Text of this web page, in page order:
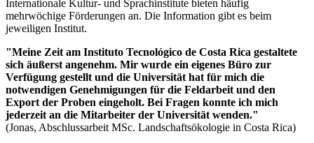
Internationale Kultur- und Sprachinstitute bieten häufig
mehrwöchige Förderungen an. Die Information gibt es beim
jeweiligen Institut.
"Meine Zeit am Instituto Tecnológico de Costa Rica gestaltete
sich äußerst angenehm. Mir wurde ein eigenes Büro zur
Verfügung gestellt und die Universität hat für mich die
notwendigen Genehmigungen für die Feldarbeit und den
Export der Proben eingeholt. Bei Fragen konnte ich mich
jederzeit an die Mitarbeiter der Universität wenden."
(Jonas, Abschlussarbeit MSc. Landschaftsökologie in Costa Rica)